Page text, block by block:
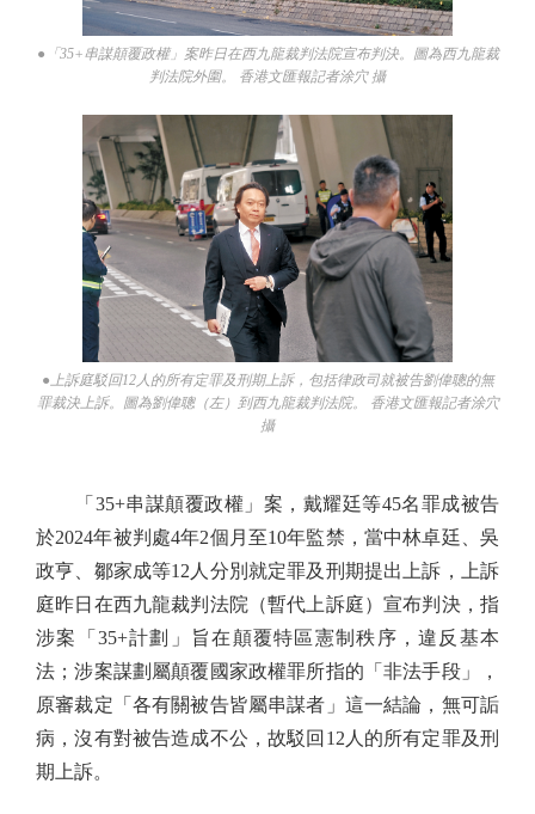
●「35+串謀顛覆政權」案昨日在西九龍裁判法院宣布判決。圖為西九龍裁
判法院外圍。 香港文匯報記者涂穴 攝
●上訴庭駁回12人的所有定罪及刑期上訴，包括律政司就被告劉偉聰的無
罪裁決上訴。圖為劉偉聰（左）到西九龍裁判法院。 香港文匯報記者涂穴
攝
「35+串謀顛覆政權」案，戴耀廷等45名罪成被告
於2024年被判處4年2個月至10年監禁，當中林卓廷、吳
政亨、鄒家成等12人分別就定罪及刑期提出上訴，上訴
庭昨日在西九龍裁判法院（暫代上訴庭）宣布判決，指
涉案「35+計劃」旨在顛覆特區憲制秩序，違反基本
法；涉案謀劃屬顛覆國家政權罪所指的「非法手段」，
原審裁定「各有關被告皆屬串謀者」這一結論，無可詬
病，沒有對被告造成不公，故駁回12人的所有定罪及刑
期上訴。